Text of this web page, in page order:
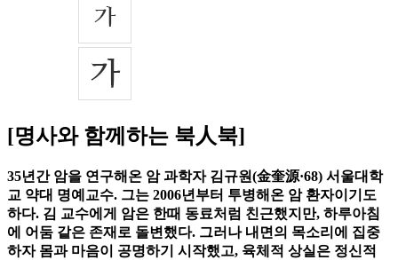
[명사와 함께하는 북人북]
35년간 암을 연구해온 암 과학자 김규원(金奎源·68) 서울대학
교 약대 명예교수. 그는 2006년부터 투병해온 암 환자이기도
하다. 김 교수에게 암은 한때 동료처럼 친근했지만, 하루아침
에 어둠 같은 존재로 돌변했다. 그러나 내면의 목소리에 집중
하자 몸과 마음이 공명하기 시작했고, 육체적 상실은 정신적